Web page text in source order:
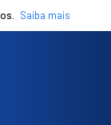
Saiba mais